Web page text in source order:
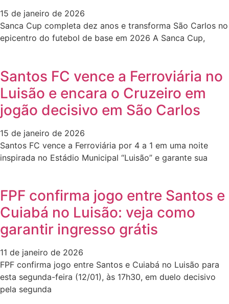
15 de janeiro de 2026
Sanca Cup completa dez anos e transforma São Carlos no
epicentro do futebol de base em 2026 A Sanca Cup,
Santos FC vence a Ferroviária no
Luisão e encara o Cruzeiro em
jogão decisivo em São Carlos
15 de janeiro de 2026
Santos FC vence a Ferroviária por 4 a 1 em uma noite
inspirada no Estádio Municipal “Luisão” e garante sua
FPF confirma jogo entre Santos e
Cuiabá no Luisão: veja como
garantir ingresso grátis
11 de janeiro de 2026
FPF confirma jogo entre Santos e Cuiabá no Luisão para
esta segunda-feira (12/01), às 17h30, em duelo decisivo
pela segunda